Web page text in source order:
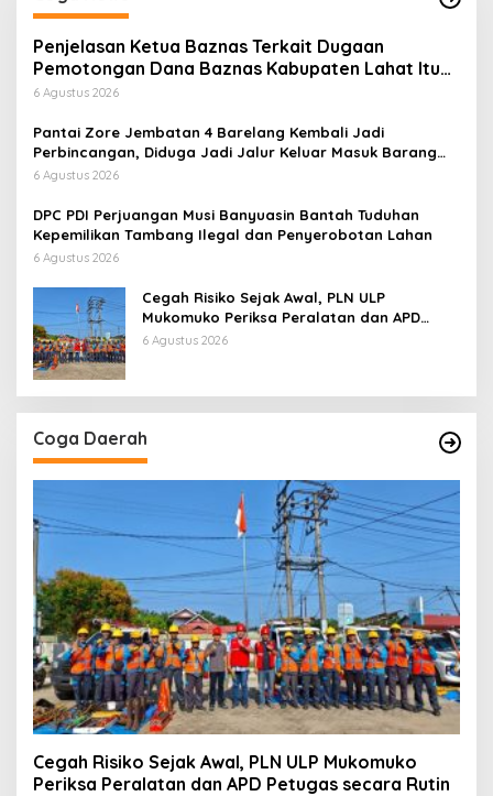
Penjelasan Ketua Baznas Terkait Dugaan
Pemotongan Dana Baznas Kabupaten Lahat Itu
Tidak Benar
6 Agustus 2026
Pantai Zore Jembatan 4 Barelang Kembali Jadi
Perbincangan, Diduga Jadi Jalur Keluar Masuk Barang
Tanpa Dokumen Kepabeanan, Nama Berinisial WL
di Kawasan Pesisir
6 Agustus 2026
DPC PDI Perjuangan Musi Banyuasin Bantah Tuduhan
Kepemilikan Tambang Ilegal dan Penyerobotan Lahan
6 Agustus 2026
Cegah Risiko Sejak Awal, PLN ULP
Mukomuko Periksa Peralatan dan APD
Petugas secara Rutin
6 Agustus 2026
Coga Daerah
Cegah Risiko Sejak Awal, PLN ULP Mukomuko
Periksa Peralatan dan APD Petugas secara Rutin